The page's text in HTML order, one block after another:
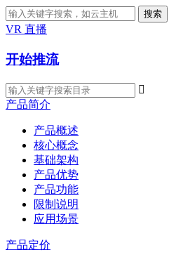
搜索
VR 直播
开始推流

产品简介
产品概述
核心概念
基础架构
产品优势
产品功能
限制说明
应用场景
产品定价